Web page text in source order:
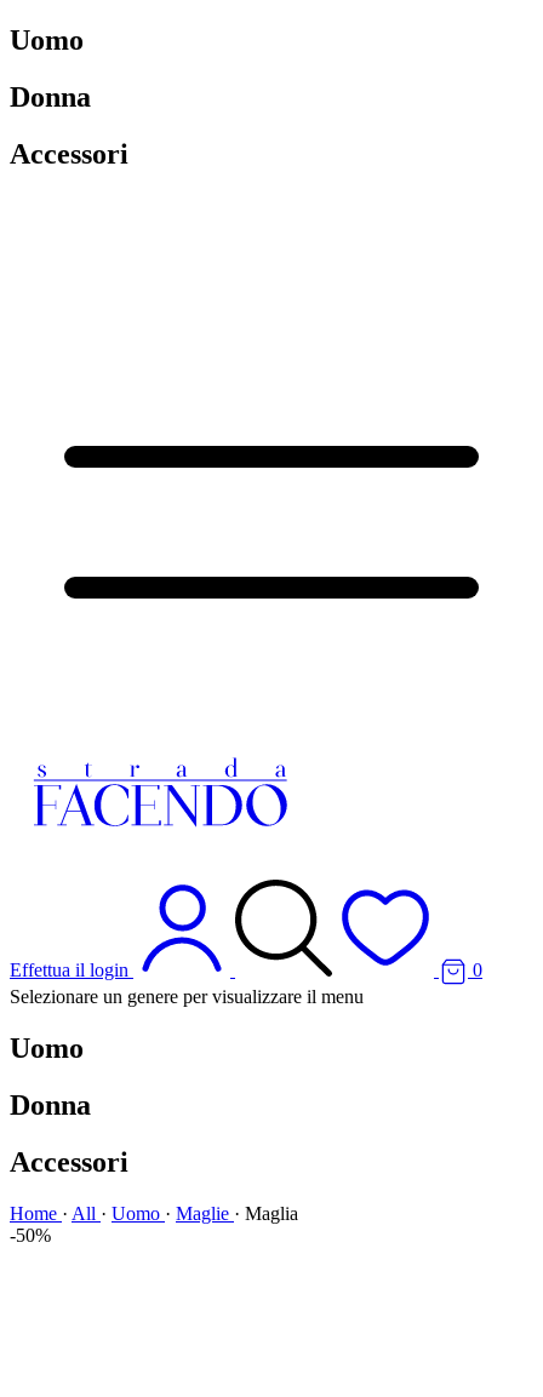
Uomo
Donna
Accessori
Effettua il login
0
Selezionare un genere per visualizzare il menu
Uomo
Donna
Accessori
Home · All · Uomo · Maglie · Maglia
-50%